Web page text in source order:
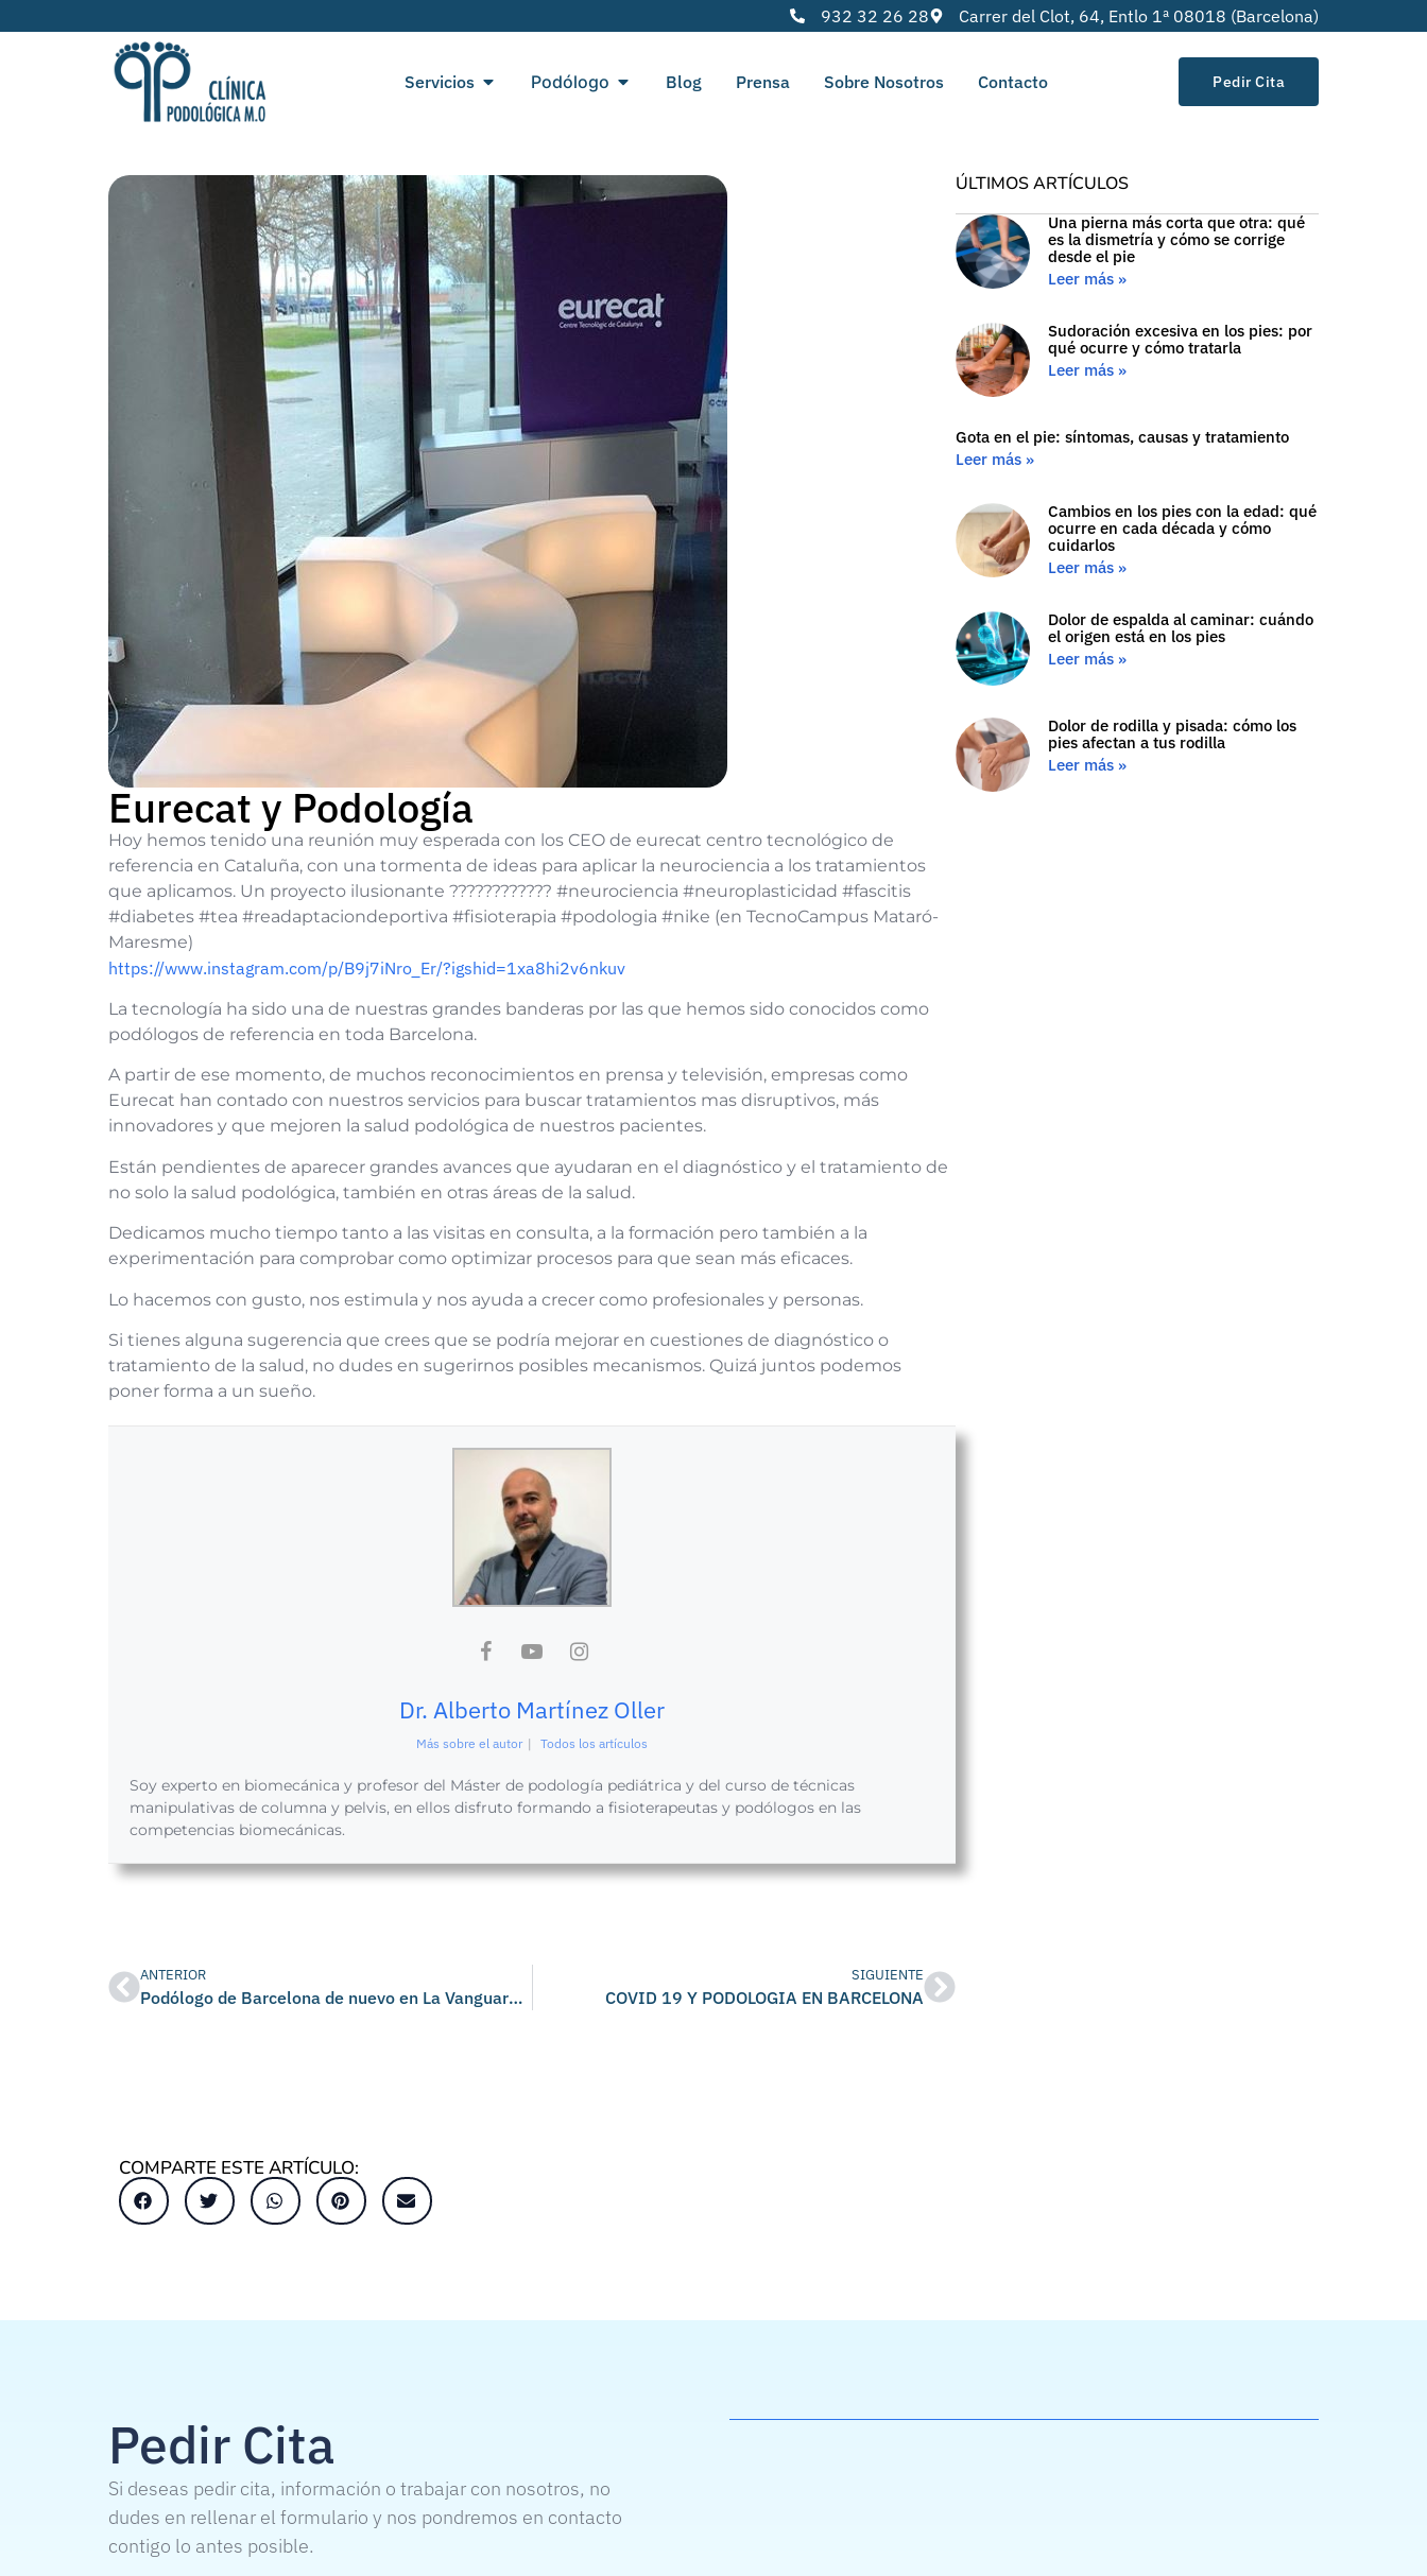
932 32 26 28 Carrer del Clot, 64, Entlo 1ª 08018 (Barcelona)
Servicios Podólogo Blog Prensa Sobre Nosotros Contacto Pedir Cita
Eurecat y Podología
Hoy hemos tenido una reunión muy esperada con los CEO de eurecat centro tecnológico de
referencia en Cataluña, con una tormenta de ideas para aplicar la neurociencia a los tratamientos
que aplicamos. Un proyecto ilusionante ???????????? #neurociencia #neuroplasticidad #fascitis
#diabetes #tea #readaptaciondeportiva #fisioterapia #podologia #nike (en TecnoCampus Mataró-
Maresme)
https://www.instagram.com/p/B9j7iNro_Er/?igshid=1xa8hi2v6nkuv
La tecnología ha sido una de nuestras grandes banderas por las que hemos sido conocidos como
podólogos de referencia en toda Barcelona.
A partir de ese momento, de muchos reconocimientos en prensa y televisión, empresas como
Eurecat han contado con nuestros servicios para buscar tratamientos mas disruptivos, más
innovadores y que mejoren la salud podológica de nuestros pacientes.
Están pendientes de aparecer grandes avances que ayudaran en el diagnóstico y el tratamiento de
no solo la salud podológica, también en otras áreas de la salud.
Dedicamos mucho tiempo tanto a las visitas en consulta, a la formación pero también a la
experimentación para comprobar como optimizar procesos para que sean más eficaces.
Lo hacemos con gusto, nos estimula y nos ayuda a crecer como profesionales y personas.
Si tienes alguna sugerencia que crees que se podría mejorar en cuestiones de diagnóstico o
tratamiento de la salud, no dudes en sugerirnos posibles mecanismos. Quizá juntos podemos
poner forma a un sueño.
Dr. Alberto Martínez Oller
Más sobre el autor | Todos los artículos
Soy experto en biomecánica y profesor del Máster de podología pediátrica y del curso de técnicas
manipulativas de columna y pelvis, en ellos disfruto formando a fisioterapeutas y podólogos en las
competencias biomecánicas.
ANTERIOR
Podólogo de Barcelona de nuevo en La Vanguardia
SIGUIENTE
COVID 19 Y PODOLOGIA EN BARCELONA
ÚLTIMOS ARTÍCULOS
Una pierna más corta que otra: qué
es la dismetría y cómo se corrige
desde el pie
Leer más »
Sudoración excesiva en los pies: por
qué ocurre y cómo tratarla
Leer más »
Gota en el pie: síntomas, causas y tratamiento
Leer más »
Cambios en los pies con la edad: qué
ocurre en cada década y cómo
cuidarlos
Leer más »
Dolor de espalda al caminar: cuándo
el origen está en los pies
Leer más »
Dolor de rodilla y pisada: cómo los
pies afectan a tus rodilla
Leer más »
COMPARTE ESTE ARTÍCULO:
Pedir Cita
Si deseas pedir cita, información o trabajar con nosotros, no
dudes en rellenar el formulario y nos pondremos en contacto
contigo lo antes posible.